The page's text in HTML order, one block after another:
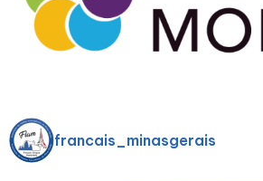
francais_minasgerais